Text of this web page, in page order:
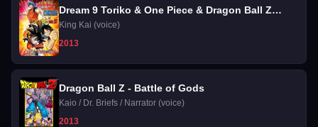
Dream 9 Toriko & One Piece & Dragon Ball Z
Super Collaboration Special
King Kai (voice)
2013
Dragon Ball Z - Battle of Gods
Kaio / Dr. Briefs / Narrator (voice)
2013